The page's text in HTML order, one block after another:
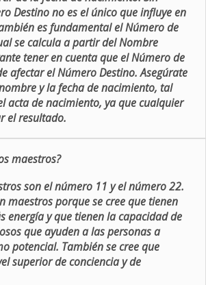
Destino no es el único que influye en
es fundamental el Número de
se calcula a partir del Nombre
tener en cuenta que el Número de
afectar el Número Destino. Asegúrate
y la fecha de nacimiento, tal
acta de nacimiento, ya que cualquier
el resultado.
maestros?
son el número 11 y el número 22.
maestros porque se cree que tienen
energía y que tienen la capacidad de
que ayuden a las personas a
potencial. También se cree que
superior de conciencia y de